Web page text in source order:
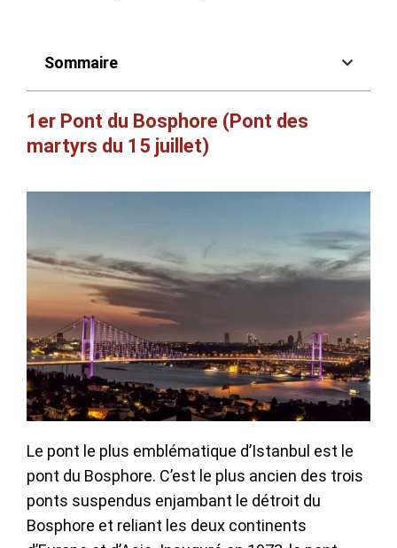
Sommaire
1er Pont du Bosphore (Pont des
martyrs du 15 juillet)
Le pont le plus emblématique d’Istanbul est le
pont du Bosphore. C’est le plus ancien des trois
ponts suspendus enjambant le détroit du
Bosphore et reliant les deux continents